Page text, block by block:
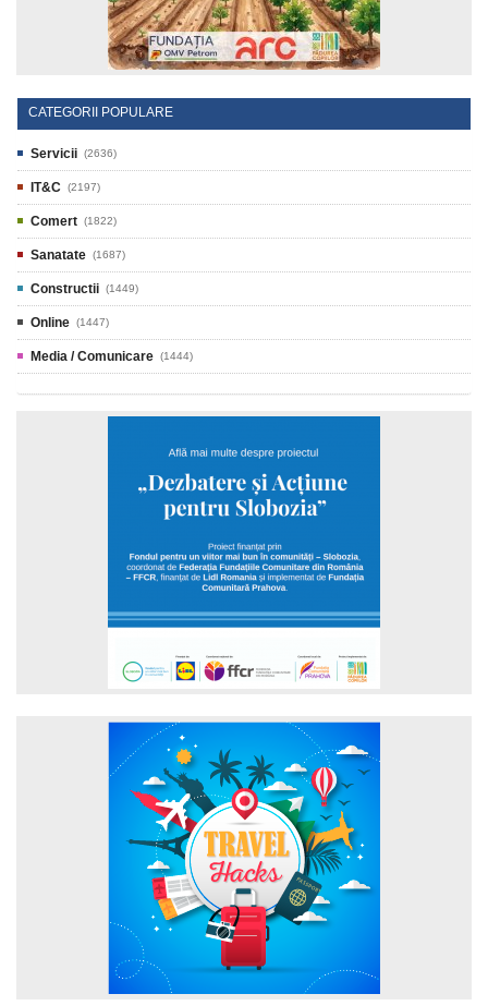
CATEGORII POPULARE
Servicii (2636)
IT&C (2197)
Comert (1822)
Sanatate (1687)
Constructii (1449)
Online (1447)
Media / Comunicare (1444)